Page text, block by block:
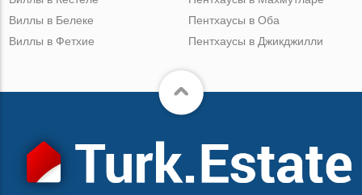
Виллы в Белеке
Виллы в Фетхие
Пентхаусы в Оба
Пентхаусы в Джикджилли